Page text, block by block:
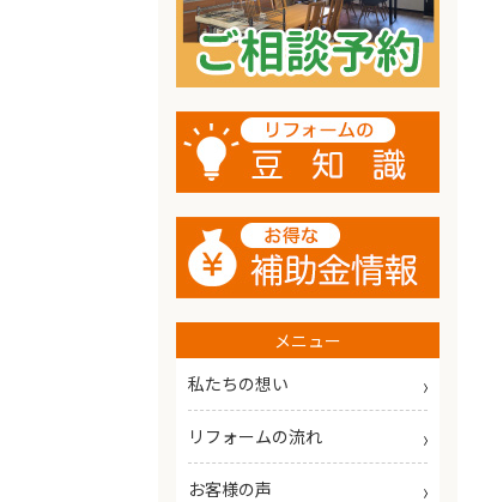
メニュー
私たちの想い
リフォームの流れ
お客様の声